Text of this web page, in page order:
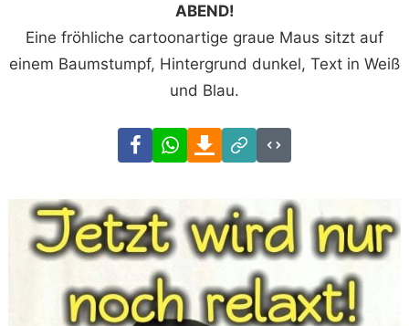
ABEND!
Eine fröhliche cartoonartige graue Maus sitzt auf
einem Baumstumpf, Hintergrund dunkel, Text in Weiß
und Blau.
FacebookWhatsAppDownload
Link
Code